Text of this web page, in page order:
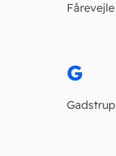
Fårevejle
G
Gadstrup